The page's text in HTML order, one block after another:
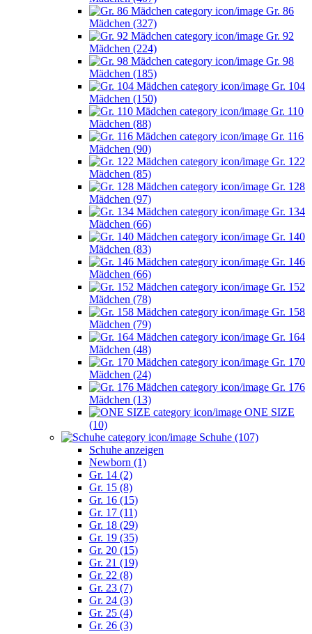
Gr. 86
Mädchen (327)
Gr. 92
Mädchen (224)
Gr. 98
Mädchen (185)
Gr. 104
Mädchen (150)
Gr. 110
Mädchen (88)
Gr. 116
Mädchen (90)
Gr. 122
Mädchen (85)
Gr. 128
Mädchen (97)
Gr. 134
Mädchen (66)
Gr. 140
Mädchen (83)
Gr. 146
Mädchen (66)
Gr. 152
Mädchen (78)
Gr. 158
Mädchen (79)
Gr. 164
Mädchen (48)
Gr. 170
Mädchen (24)
Gr. 176
Mädchen (13)
ONE SIZE
(10)
Schuhe (107)
Schuhe anzeigen
Newborn (1)
Gr. 14 (2)
Gr. 15 (8)
Gr. 16 (15)
Gr. 17 (11)
Gr. 18 (29)
Gr. 19 (35)
Gr. 20 (15)
Gr. 21 (19)
Gr. 22 (8)
Gr. 23 (7)
Gr. 24 (3)
Gr. 25 (4)
Gr. 26 (3)